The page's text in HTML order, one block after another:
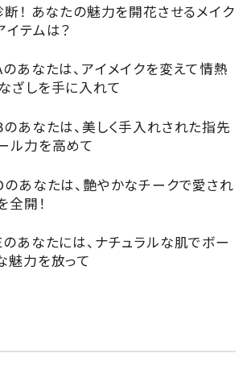
させるメイク
イテムは？
あなたは、アイメイクを変えて情熱
ざしを手に入れて
のあなたは、美しく手入れされた指先
ル力を高めて
のあなたは、艶やかなチークで愛され
全開！
あなたには、ナチュラルな肌でボー
魅力を放って